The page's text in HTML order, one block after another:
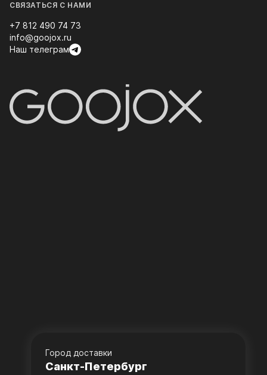
СВЯЗАТЬСЯ С НАМИ
+7 812 490 74 73
info@goojox.ru
Наш телеграм
Город доставки
Санкт-Петербург